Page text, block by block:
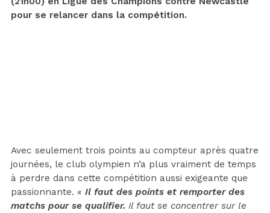
pour se relancer dans la compétition.
Avec seulement trois points au compteur après quatre
journées, le club olympien n’a plus vraiment de temps
à perdre dans cette compétition aussi exigeante que
passionnante. « Il faut des points et remporter des
matchs pour se qualifier. Il faut se concentrer sur le